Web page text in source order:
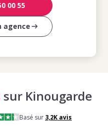
00 55
agence
sur Kinougarde
Basé sur 3,2Kavis